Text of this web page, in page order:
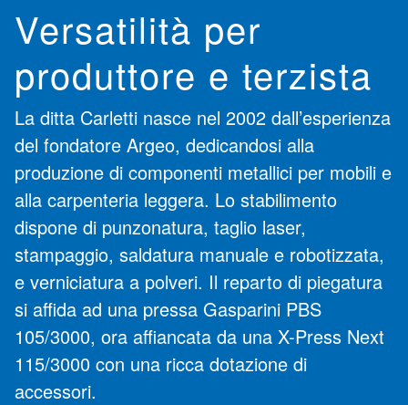
Versatilità per
produttore e terzista
La ditta Carletti nasce nel 2002 dall’esperienza
del fondatore Argeo, dedicandosi alla
produzione di componenti metallici per mobili e
alla carpenteria leggera. Lo stabilimento
dispone di punzonatura, taglio laser,
stampaggio, saldatura manuale e robotizzata,
e verniciatura a polveri. Il reparto di piegatura
si affida ad una pressa Gasparini PBS
105/3000, ora affiancata da una X-Press Next
115/3000 con una ricca dotazione di
accessori.